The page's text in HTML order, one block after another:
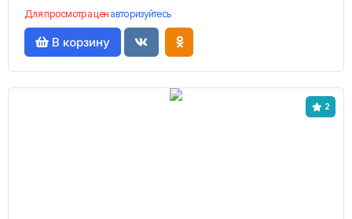
Для просмотра цен авторизуйтесь
В корзину
2